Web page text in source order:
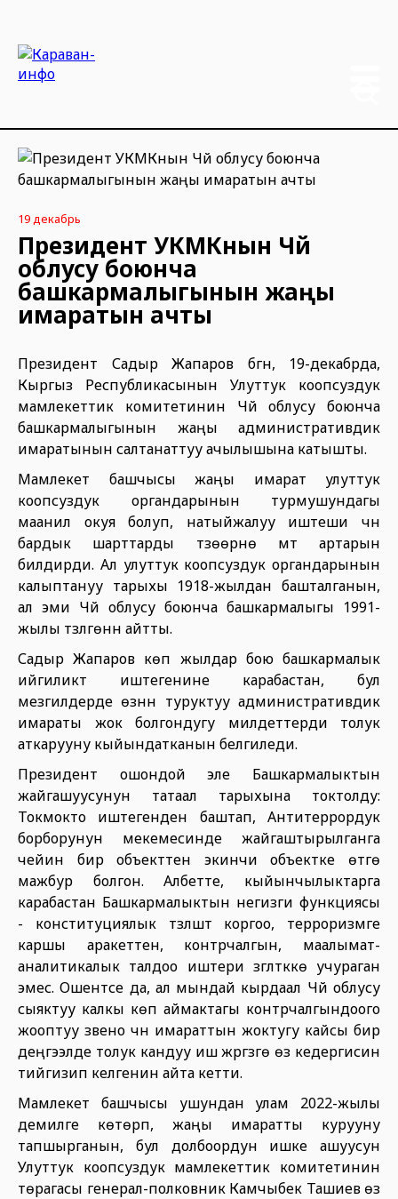
19 декабрь
Президент УКМКнын Чүй
облусу боюнча
башкармалыгынын жаңы
имаратын ачты
Президент Садыр Жапаров бүгүн, 19-декабрда,
Кыргыз Республикасынын Улуттук коопсуздук
мамлекеттик комитетинин Чүй облусу боюнча
башкармалыгынын жаңы административдик
имаратынын салтанаттуу ачылышына катышты.
Мамлекет башчысы жаңы имарат улуттук
коопсуздук органдарынын турмушундагы
маанилүү окуя болуп, натыйжалуу иштеши үчүн
бардык шарттарды түзөөрүнө үмүт артарын
билдирди. Ал улуттук коопсуздук органдарынын
калыптануу тарыхы 1918-жылдан башталганын,
ал эми Чүй облусу боюнча башкармалыгы 1991-
жылы түзүлгөнүн айтты.
Садыр Жапаров көп жылдар бою башкармалык
ийгиликтүү иштегенине карабастан, бул
мезгилдерде өзүнүн туруктуу административдик
имараты жок болгондугу милдеттерди толук
аткарууну кыйындатканын белгиледи.
Президент ошондой эле Башкармалыктын
жайгашуусунун татаал тарыхына токтолду:
Токмокто иштегенден баштап, Антитеррордук
борборунун мекемесинде жайгаштырылганга
чейин бир объекттен экинчи объектке өтүүгө
мажбур болгон. Албетте, кыйынчылыктарга
карабастан Башкармалыктын негизги функциясы
- конституциялык түзүлүштү коргоо, терроризмге
каршы аракеттенүү, контрчалгын, маалымат-
аналитикалык талдоо иштери үзгүлтүккө учураган
эмес. Ошентсе да, ал мындай кырдаал Чүй облусу
сыяктуу калкы көп аймактагы контрчалгындоого
жооптуу звено үчүн имараттын жоктугу кайсы бир
деңгээлде толук кандуу иш жүргүзүүгө өз кедергисин
тийгизип келгенин айта кетти.
Мамлекет башчысы ушундан улам 2022-жылы
демилге көтөрүп, жаңы имаратты курууну
тапшырганын, бул долбоордун ишке ашуусун
Улуттук коопсуздук мамлекеттик комитетинин
төрагасы генерал-полковник Камчыбек Ташиев өз